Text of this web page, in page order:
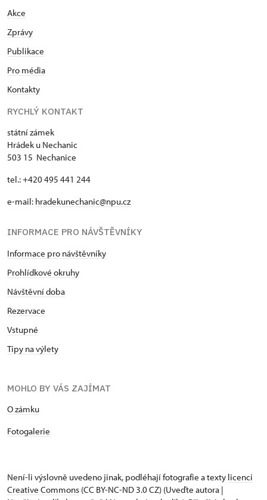
Akce
Zprávy
Publikace
Pro média
Kontakty
RYCHLÝ KONTAKT
státní zámek
Hrádek u Nechanic
503 15 Nechanice
tel.: +420 495 441 244
e-mail: hradekunechanic@npu.cz
INFORMACE PRO NÁVŠTĚVNÍKY
Informace pro návštěvníky
Prohlídkové okruhy
Návštěvní doba
Rezervace
Vstupné
Tipy na výlety
MOHLO BY VÁS ZAJÍMAT
O zámku
Fotogalerie
Není-li výslovně uvedeno jinak, podléhají fotografie a texty licenci
Creative Commons (CC BY-NC-ND 3.0 CZ) (Uveďte autora |